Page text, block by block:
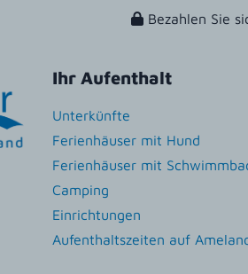
Bezahlen Sie
Ihr Aufenthalt
Unterkünfte
Ferienhäuser mit Hund
Ferienhäuser mit
Camping
Einrichtungen
Aufenthaltszeiten auf